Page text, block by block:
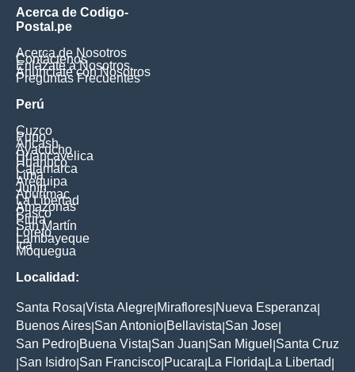
Acerca de Codigo-
Postal.pe
Acerca de Nosotros
Contáctenos
Enlázate a Nosotros
Anúnciate con Nosotros
Preguntas Frecuentes
Perú
Cuzco
Puno
Ancash
Ayacucho
Huancavelica
Huanuco
Cajamarca
Lima
Arequipa
Junín
Apurimac
La Libertad
Amazonas
Pasco
Piura
San Martín
Loreto
Lambayeque
Ica
Moquegua
Localidad:
Santa Rosa Vista Alegre Miraflores Nueva Esperanza
Buenos Aires San Antonio Bellavista San Jose
San Pedro Buena Vista San Juan San Miguel Santa Cruz
San Isidro San Francisco Pucara La Florida La Libertad